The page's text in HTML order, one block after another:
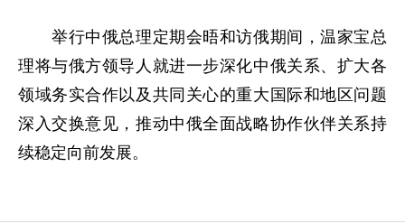
举行中俄总理定期会晤和访俄期间，温家宝总
理将与俄方领导人就进一步深化中俄关系、扩大各
领域务实合作以及共同关心的重大国际和地区问题
深入交换意见，推动中俄全面战略协作伙伴关系持
续稳定向前发展。